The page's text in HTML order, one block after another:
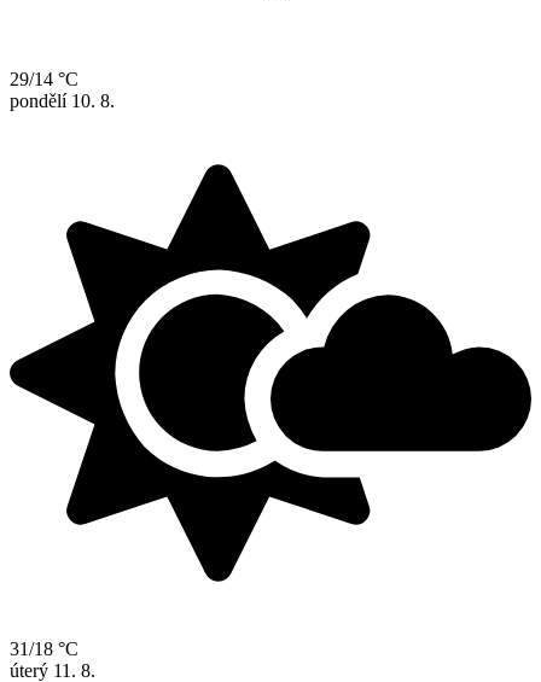
29/14 °C
pondělí 10. 8.
31/18 °C
úterý 11. 8.